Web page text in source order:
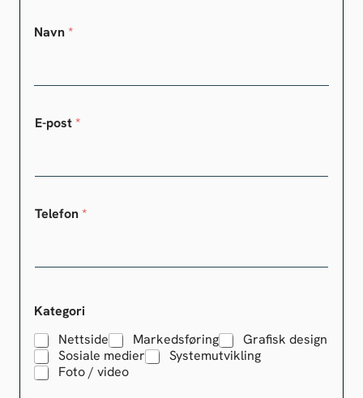
Navn *
E-post *
Telefon *
Kategori
Nettside Markedsføring
Grafisk design
Sosiale medier
Systemutvikling
Foto / video